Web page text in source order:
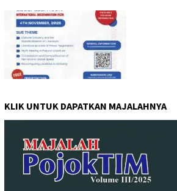
KLIK UNTUK DAPATKAN MAJALAHNYA